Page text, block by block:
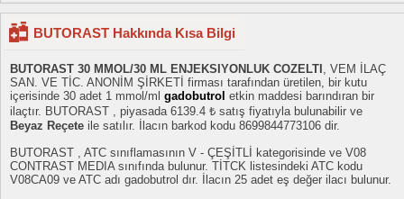
BUTORAST Hakkında Kısa Bilgi
BUTORAST 30 MMOL/30 ML ENJEKSIYONLUK COZELTI , VEM İLAÇ
SAN. VE TİC. ANONİM ŞİRKETİ firması tarafından üretilen, bir kutu
içerisinde 30 adet 1 mmol/ml gadobutrol etkin maddesi barındıran bir
ilaçtır. BUTORAST , piyasada 6139.4 ₺ satış fiyatıyla bulunabilir ve
Beyaz Reçete ile satılır. İlacın barkod kodu 8699844773106 dir.
BUTORAST , ATC sınıflamasının V - ÇEŞİTLİ kategorisinde ve V08
CONTRAST MEDIA sınıfında bulunur. TİTCK listesindeki ATC kodu
V08CA09 ve ATC adı gadobutrol dır. İlacın 25 adet eş değer ilacı bulunur.